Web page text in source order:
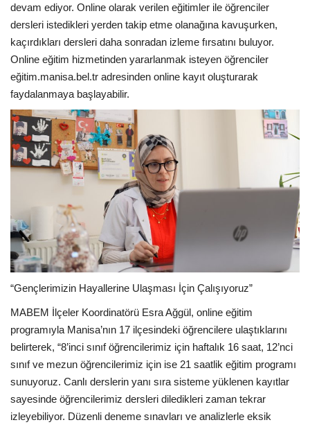
devam ediyor. Online olarak verilen eğitimler ile öğrenciler
dersleri istedikleri yerden takip etme olanağına kavuşurken,
kaçırdıkları dersleri daha sonradan izleme fırsatını buluyor.
Online eğitim hizmetinden yararlanmak isteyen öğrenciler
eğitim.manisa.bel.tr adresinden online kayıt oluşturarak
faydalanmaya başlayabilir.
“Gençlerimizin Hayallerine Ulaşması İçin Çalışıyoruz”
MABEM İlçeler Koordinatörü Esra Ağgül, online eğitim
programıyla Manisa’nın 17 ilçesindeki öğrencilere ulaştıklarını
belirterek, “8’inci sınıf öğrencilerimiz için haftalık 16 saat, 12’nci
sınıf ve mezun öğrencilerimiz için ise 21 saatlik eğitim programı
sunuyoruz. Canlı derslerin yanı sıra sisteme yüklenen kayıtlar
sayesinde öğrencilerimiz dersleri diledikleri zaman tekrar
izleyebiliyor. Düzenli deneme sınavları ve analizlerle eksik